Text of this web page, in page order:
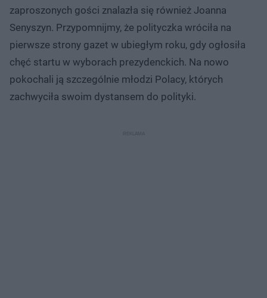
zaproszonych gości znalazła się również Joanna
Senyszyn. Przypomnijmy, że polityczka wróciła na
pierwsze strony gazet w ubiegłym roku, gdy ogłosiła
chęć startu w wyborach prezydenckich. Na nowo
pokochali ją szczególnie młodzi Polacy, których
zachwyciła swoim dystansem do polityki.